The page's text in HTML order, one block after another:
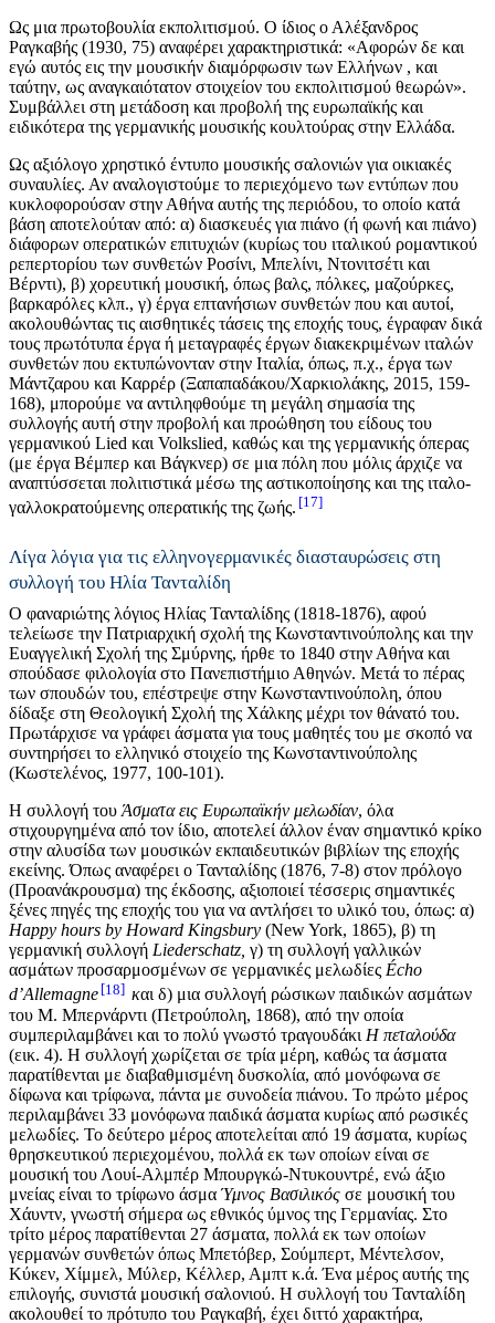
Ως μια πρωτοβουλία εκπολιτισμού. Ο ίδιος ο Αλέξανδρος
Ραγκαβής (1930, 75) αναφέρει χαρακτηριστικά: «Αφορών δε και
εγώ αυτός εις την μουσικήν διαμόρφωσιν των Ελλήνων , και
ταύτην, ως αναγκαιότατον στοιχείον του εκπολιτισμού θεωρών».
Συμβάλλει στη μετάδοση και προβολή της ευρωπαϊκής και
ειδικότερα της γερμανικής μουσικής κουλτούρας στην Ελλάδα.
Ως αξιόλογο χρηστικό έντυπο μουσικής σαλονιών για οικιακές
συναυλίες. Αν αναλογιστούμε το περιεχόμενο των εντύπων που
κυκλοφορούσαν στην Αθήνα αυτής της περιόδου, το οποίο κατά
βάση αποτελούταν από: α) διασκευές για πιάνο (ή φωνή και πιάνο)
διάφορων οπερατικών επιτυχιών (κυρίως του ιταλικού ρομαντικού
ρεπερτορίου των συνθετών Ροσίνι, Μπελίνι, Ντονιτσέτι και
Βέρντι), β) χορευτική μουσική, όπως βαλς, πόλκες, μαζούρκες,
βαρκαρόλες κλπ., γ) έργα επτανήσιων συνθετών που και αυτοί,
ακολουθώντας τις αισθητικές τάσεις της εποχής τους, έγραφαν δικά
τους πρωτότυπα έργα ή μεταγραφές έργων διακεκριμένων ιταλών
συνθετών που εκτυπώνονταν στην Ιταλία, όπως, π.χ., έργα των
Μάντζαρου και Καρρέρ (Ξαπαπαδάκου/Χαρκιολάκης, 2015, 159-
168), μπορούμε να αντιληφθούμε τη μεγάλη σημασία της
συλλογής αυτή στην προβολή και προώθηση του είδους του
γερμανικού Lied και Volkslied, καθώς και της γερμανικής όπερας
(με έργα Βέμπερ και Βάγκνερ) σε μια πόλη που μόλις άρχιζε να
αναπτύσσεται πολιτιστικά μέσω της αστικοποίησης και της ιταλο-
γαλλοκρατούμενης οπερατικής της ζωής. 17
Λίγα λόγια για τις ελληνογερμανικές διασταυρώσεις στη
συλλογή του Ηλία Τανταλίδη
Ο φαναριώτης λόγιος Ηλίας Τανταλίδης (1818-1876), αφού
τελείωσε την Πατριαρχική σχολή της Κωνσταντινούπολης και την
Ευαγγελική Σχολή της Σμύρνης, ήρθε το 1840 στην Αθήνα και
σπούδασε φιλολογία στο Πανεπιστήμιο Αθηνών. Μετά το πέρας
των σπουδών του, επέστρεψε στην Κωνσταντινούπολη, όπου
δίδαξε στη Θεολογική Σχολή της Χάλκης μέχρι τον θάνατό του.
Πρωτάρχισε να γράφει άσματα για τους μαθητές του με σκοπό να
συντηρήσει το ελληνικό στοιχείο της Κωνσταντινούπολης
(Κωστελένος, 1977, 100-101).
Η συλλογή του Άσματα εις Ευρωπαϊκήν μελωδίαν, όλα
στιχουργημένα από τον ίδιο, αποτελεί άλλον έναν σημαντικό κρίκο
στην αλυσίδα των μουσικών εκπαιδευτικών βιβλίων της εποχής
εκείνης. Όπως αναφέρει ο Τανταλίδης (1876, 7-8) στον πρόλογο
(Προανάκρουσμα) της έκδοσης, αξιοποιεί τέσσερις σημαντικές
ξένες πηγές της εποχής του για να αντλήσει το υλικό του, όπως: α)
Happy hours by Howard Kingsbury (New York, 1865), β) τη
γερμανική συλλογή Liederschatz, γ) τη συλλογή γαλλικών
ασμάτων προσαρμοσμένων σε γερμανικές μελωδίες Écho
d’Allemagne 18 και δ) μια συλλογή ρώσικων παιδικών ασμάτων
του Μ. Μπερνάρντι (Πετρούπολη, 1868), από την οποία
συμπεριλαμβάνει και το πολύ γνωστό τραγουδάκι Η πεταλούδα
(εικ. 4). Η συλλογή χωρίζεται σε τρία μέρη, καθώς τα άσματα
παρατίθενται με διαβαθμισμένη δυσκολία, από μονόφωνα σε
δίφωνα και τρίφωνα, πάντα με συνοδεία πιάνου. Το πρώτο μέρος
περιλαμβάνει 33 μονόφωνα παιδικά άσματα κυρίως από ρωσικές
μελωδίες. Το δεύτερο μέρος αποτελείται από 19 άσματα, κυρίως
θρησκευτικού περιεχομένου, πολλά εκ των οποίων είναι σε
μουσική του Λουί-Αλμπέρ Μπουργκώ-Ντυκουντρέ, ενώ άξιο
μνείας είναι το τρίφωνο άσμα Ύμνος Βασιλικός σε μουσική του
Χάυντν, γνωστή σήμερα ως εθνικός ύμνος της Γερμανίας. Στο
τρίτο μέρος παρατίθενται 27 άσματα, πολλά εκ των οποίων
γερμανών συνθετών όπως Μπετόβερ, Σούμπερτ, Μέντελσον,
Κύκεν, Χίμμελ, Mύλερ, Κέλλερ, Αμπτ κ.ά. Ένα μέρος αυτής της
επιλογής, συνιστά μουσική σαλονιού. Η συλλογή του Τανταλίδη
ακολουθεί το πρότυπο του Ραγκαβή, έχει διττό χαρακτήρα,